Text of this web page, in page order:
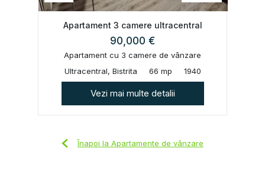
Apartament 3 camere ultracentral
90,000 €
Apartament cu 3 camere de vânzare
Ultracentral, Bistrita
66 mp 1940
Vezi mai multe detalii
Înapoi la Apartamente de vânzare